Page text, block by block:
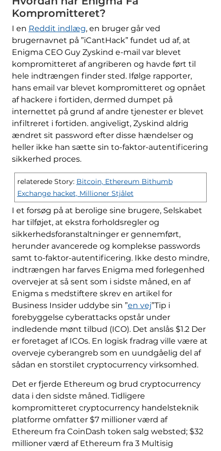
Kompromitteret?
I en Reddit indlæg, en bruger går ved
brugernavnet på ”iCantHack” fundet ud af, at
Enigma CEO Guy Zyskind e-mail var blevet
kompromitteret af angriberen og havde ført til
hele indtrængen finder sted. Ifølge rapporter,
hans email var blevet kompromitteret og opnået
af hackere i fortiden, dermed dumpet på
internettet på grund af andre tjenester er blevet
infiltreret i fortiden. angiveligt, Zyskind aldrig
ændret sit password efter disse hændelser og
heller ikke han sætte sin to-faktor-autentificering
sikkerhed proces.
relaterede Story: Bitcoin, Ethereum Bithumb
Exchange hacket, Millioner Stjålet
I et forsøg på at berolige sine brugere, Selskabet
har tilføjet, at ekstra forholdsregler og
sikkerhedsforanstaltninger er gennemført,
herunder avancerede og komplekse passwords
samt to-faktor-autentificering. Ikke desto mindre,
indtrængen har farves Enigma med forlegenhed
overvejer at så sent som i sidste måned, en af ​​
Enigma s medstiftere skrev en artikel for
Business Insider uddybe sin ”en vej”Tip i
forebyggelse cyberattacks opstår under
indledende mønt tilbud (ICO). Det anslås $1.2 Der
er foretaget af ICOs. En logisk fradrag ville være at
overveje cyberangreb som en uundgåelig del af
sådan en storstilet cryptocurrency virksomhed.
Det er fjerde Ethereum og brud cryptocurrency
data i den sidste måned. Tidligere
kompromitteret cryptocurrency handelsteknik
platforme omfatter $7 millioner værd af
Ethereum fra CoinDash token salg websted; $32
millioner værd af Ethereum fra 3 Multisig